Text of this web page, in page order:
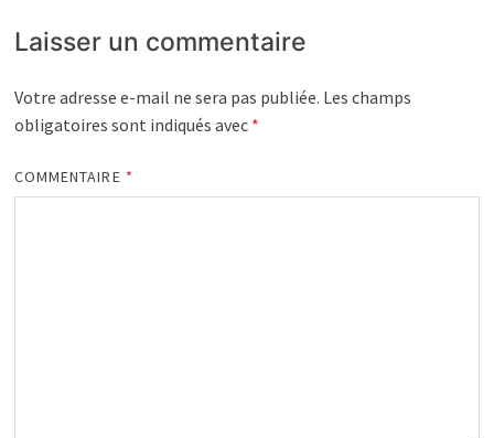
Laisser un commentaire
Votre adresse e-mail ne sera pas publiée. Les champs
obligatoires sont indiqués avec *
COMMENTAIRE *